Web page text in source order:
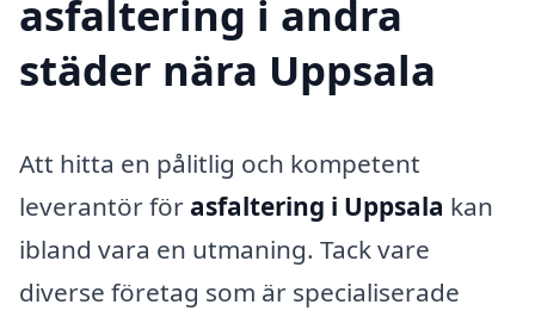
asfaltering i andra
städer nära Uppsala
Att hitta en pålitlig och kompetent
leverantör för asfaltering i Uppsala kan
ibland vara en utmaning. Tack vare
diverse företag som är specialiserade